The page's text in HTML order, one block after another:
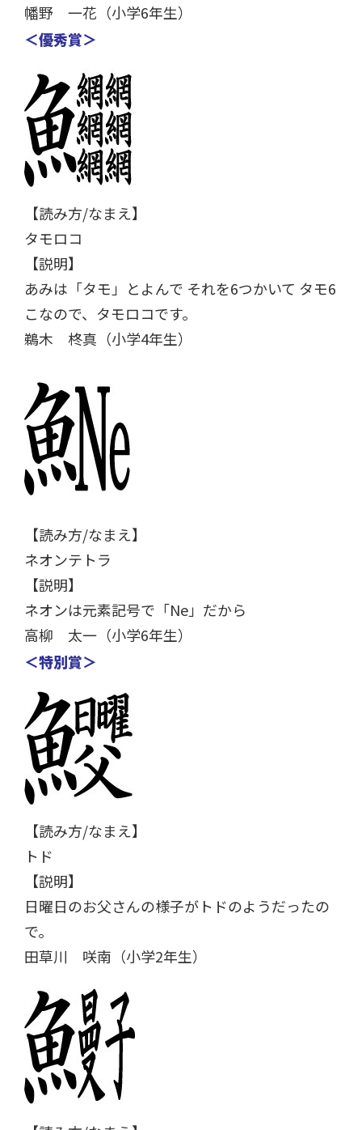
幡野 一花（小学6年生）
＜優秀賞＞
【読み方/なまえ】
タモロコ
【説明】
あみは「タモ」とよんで それを6つかいて タモ6
こなので、タモロコです。
鵜木 柊真（小学4年生）
【読み方/なまえ】
ネオンテトラ
【説明】
ネオンは元素記号で「Ne」だから
高柳 太一（小学6年生）
＜特別賞＞
【読み方/なまえ】
トド
【説明】
日曜日のお父さんの様子がトドのようだったの
で。
田草川 咲南（小学2年生）